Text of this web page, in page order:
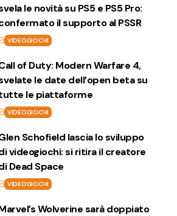
le novità su PS5 e PS5 Pro:
il supporto al PSSR
VIDEOGIOCHI
of Duty: Modern Warfare 4,
le date dell’open beta su
le piattaforme
VIDEOGIOCHI
Schofield lascia lo sviluppo
videogiochi: si ritira il creatore
Dead Space
VIDEOGIOCHI
Wolverine sarà doppiato